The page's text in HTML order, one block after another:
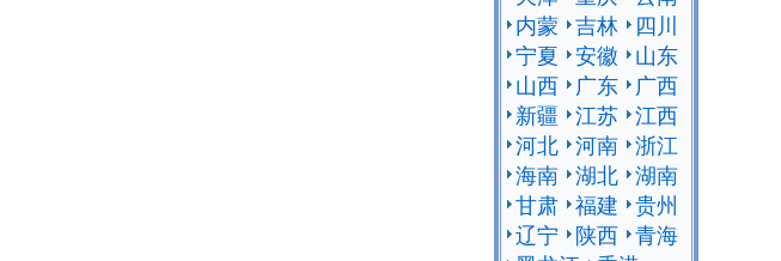
内蒙 吉林
四川
宁夏 安徽
山东
山西
广东
广西
新疆 江苏 江西
河北 河南 浙江
海南 湖北 湖南
甘肃 福建 贵州
辽宁
陕西 青海